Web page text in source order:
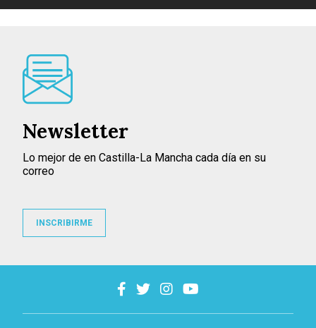
Newsletter
Lo mejor de en Castilla-La Mancha cada día en su
correo
INSCRIBIRME